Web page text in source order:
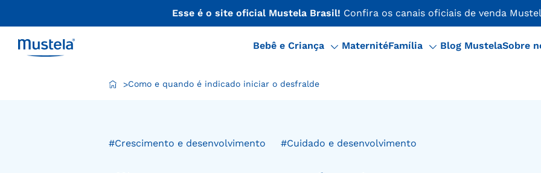
Aproveite as ofertas do momento na nossa loja
Bebê e Criança MaternitéFamília Blog MustelaSobre
>Como e quando é indicado iniciar o desfralde
#Crescimento e desenvolvimento #Cuidado e desenvolvimento